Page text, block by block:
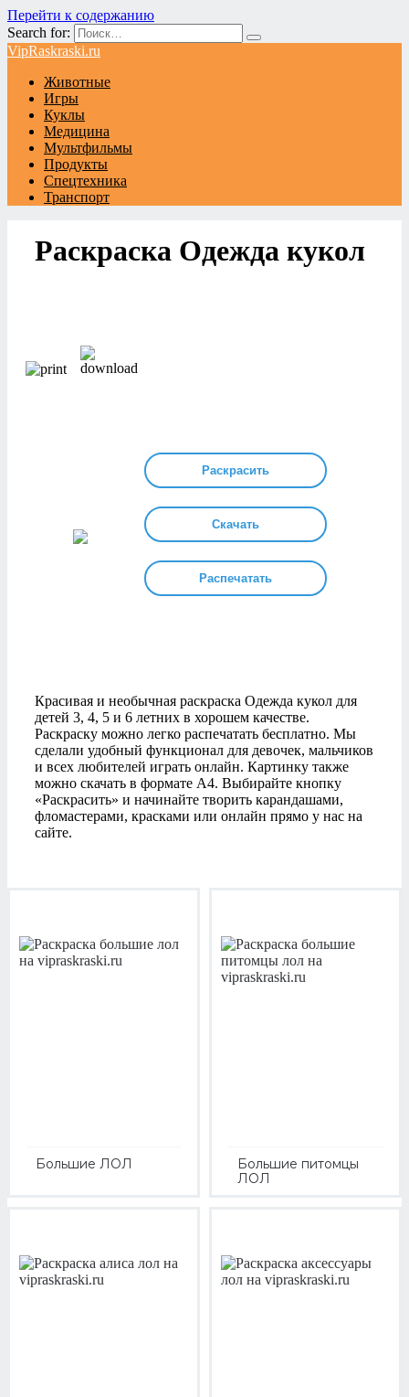
Перейти к содержанию
Search for:
VipRaskraski.ru
Животные
Игры
Куклы
Медицина
Мультфильмы
Продукты
Спецтехника
Транспорт
Раскраска Одежда кукол
Раскрасить
Скачать
Распечатать
Красивая и необычная раскраска Одежда кукол для
детей 3, 4, 5 и 6 летних в хорошем качестве.
Раскраску можно легко распечатать бесплатно. Мы
сделали удобный функционал для девочек, мальчиков
и всех любителей играть онлайн. Картинку также
можно скачать в формате А4. Выбирайте кнопку
«Раскрасить» и начинайте творить карандашами,
фломастерами, красками или онлайн прямо у нас на
сайте.
Большие ЛОЛ
Большие питомцы
ЛОЛ